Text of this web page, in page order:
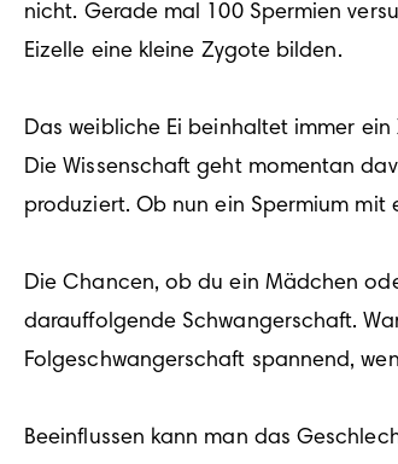
nicht. Gerade mal 100 Spermien
Eizelle eine kleine Zygote bilden.
Das weibliche Ei beinhaltet immer
Die Wissenschaft geht momentan
produziert. Ob nun ein Spermium mit
Die Chancen, ob du ein Mädchen
darauffolgende Schwangerschaft.
Folgeschwangerschaft spannend,
Beeinflussen kann man das